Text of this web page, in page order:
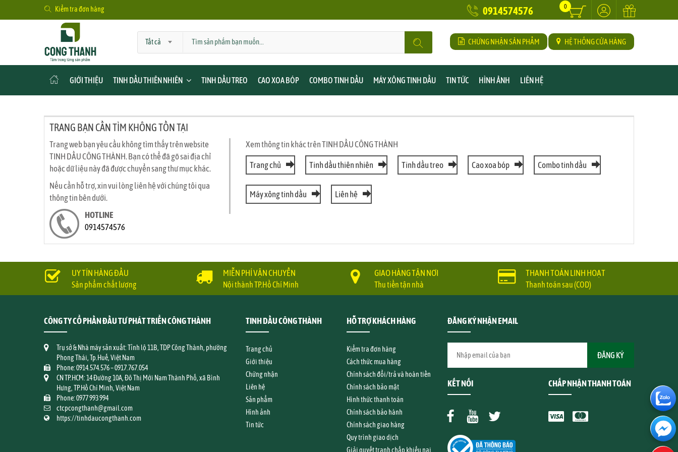
Kiểm tra đơn hàng 0914574576 0
Tất cả CHỨNG NHẬN SẢN PHẨM HỆ THỐNG CỬA HÀNG
GIỚI THIỆU TINH DẦU THIÊN NHIÊN TINH DẦU TREO CAO XOA BÓP COMBO TINH DẦU MÁY XÔNG TINH DẦU TIN TỨC HÌNH ẢNH LIÊN HỆ
TRANG BẠN CẦN TÌM KHÔNG TỒN TẠI
Trang web bạn yêu cầu không tìm thấy trên website
TINH DẦU CÔNG THÀNH. Bạn có thể đã gõ sai địa chỉ
hoặc dữ liệu này đã được chuyển sang thư mục khác.
Nếu cần hỗ trợ, xin vui lòng liên hệ với chúng tôi qua
thông tin bên dưới.
HOTLINE
0914574576
Xem thông tin khác trên TINH DẦU CÔNG THÀNH
Trang chủ Tinh dầu thiên nhiên Tinh dầu treo Cao xoa bóp Combo tinh dầu
Máy xông tinh dầu Liên hệ
UY TÍN HÀNG ĐẦU
Sản phẩm chất lượng
MIỄN PHÍ VẬN CHUYỂN
Nội thành TP.Hồ Chí Minh
GIAO HÀNG TẬN NƠI
Thu tiền tận nhà
THANH TOÁN LINH HOẠT
Thanh toán sau (COD)
CÔNG TY CỔ PHẦN ĐẦU TƯ PHÁT TRIỂN CÔNG THÀNH
Trụ sở & Nhà máy sản xuất: Tỉnh lộ 11B, TDP Công Thành, phường
Phong Thái, Tp.Huế, Việt Nam
Phone: 0914.574.576 – 0917.767.054
CN TP.HCM: 14 Đường 10A, Đô Thị Mới Nam Thành Phố, xã Bình
Hưng, TP.Hồ Chí Minh, Việt Nam
Phone: 0977 993 994
ctcpcongthanh@gmail.com
https://tinhdaucongthanh.com
TINH DẦU CÔNG THÀNH
Trang chủ
Giới thiệu
Chứng nhận
Liên hệ
Sản phẩm
Hình ảnh
Tin tức
HỖ TRỢ KHÁCH HÀNG
Kiểm tra đơn hàng
Cách thức mua hàng
Chính sách đổi/trả và hoàn tiền
Chính sách bảo mật
Hình thức thanh toán
Chính sách bảo hành
Chính sách giao hàng
Quy trình giao dịch
Giải quyết tranh chấp khiếu nại
ĐĂNG KÝ NHẬN EMAIL
KẾT NỐI CHẤP NHẬN THANH TOÁN